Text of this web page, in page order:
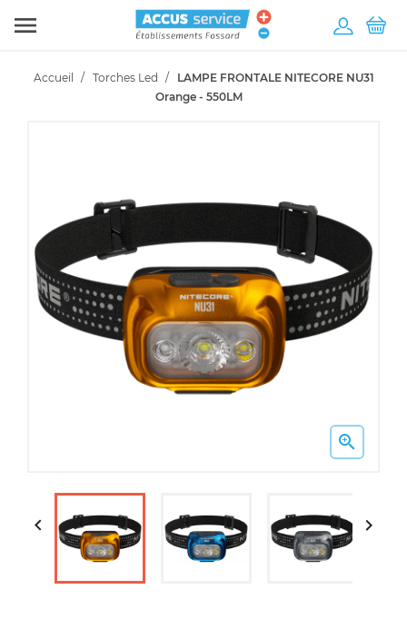

Accueil Torches Led
LAMPE FRONTALE NITECORE NU31
Orange - 550LM

 